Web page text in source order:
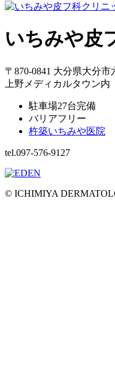
いちみや皮
〒870-0841 大分県大分市
上野メディカルタウン内
駐車場27台完備
バリアフリー
杵築いちみや医院
tel.097-576-9127
© ICHIMIYA